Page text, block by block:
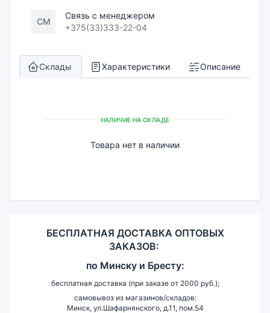
СМ
Связь с менеджером
+375(33)333-22-04
Склады Характеристики Описание
НАЛИЧИЕ НА СКЛАДЕ
Товара нет в наличии
БЕСПЛАТНАЯ ДОСТАВКА ОПТОВЫХ
ЗАКАЗОВ:
по Минску и Бресту:
бесплатная доставка (при заказе от 2000 руб.);
самовывоз из магазинов/складов:
Минск, ул.Шафарнянского, д.11, пом.54